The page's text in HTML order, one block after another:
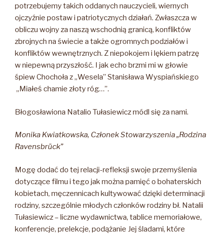
potrzebujemy takich oddanych nauczycieli, wiernych
ojczyźnie postaw i patriotycznych działań. Zwłaszcza w
obliczu wojny za naszą wschodnią granicą, konfliktów
zbrojnych na świecie a także ogromnych podziałów i
konfliktów wewnętrznych. Z niepokojem i lękiem patrzę
w niepewną przyszłość. I jak echo brzmi mi w głowie
śpiew Chochoła z „Wesela” Stanisława Wyspiańskiego
„Miałeś chamie złoty róg…”.
Błogosławiona Natalio Tułasiewicz módl się za nami.
Monika Kwiatkowska, Członek Stowarzyszenia „Rodzina
Ravensbrück”
Mogę dodać do tej relacji-refleksji swoje przemyślenia
dotyczące filmu i tego jak można pamięć o bohaterskich
kobietach, męczennicach kultywować dzięki determinacji
rodziny, szczególnie młodych członków rodziny bł. Natalii
Tułasiewicz – liczne wydawnictwa, tablice memoriałowe,
konferencje, prelekcje, podążanie Jej śladami, które